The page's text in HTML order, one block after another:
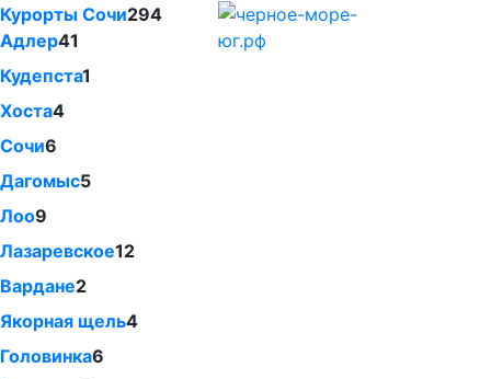
Курорты Сочи294
Адлер41
Кудепста1
Хоста4
Сочи6
Дагомыс5
Лоо9
Лазаревское12
Вардане2
Якорная щель4
Головинка6